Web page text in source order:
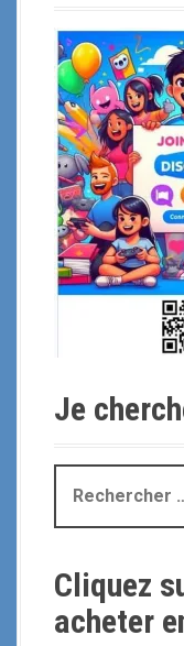
Je
c
e
c
Cliquez
acheter